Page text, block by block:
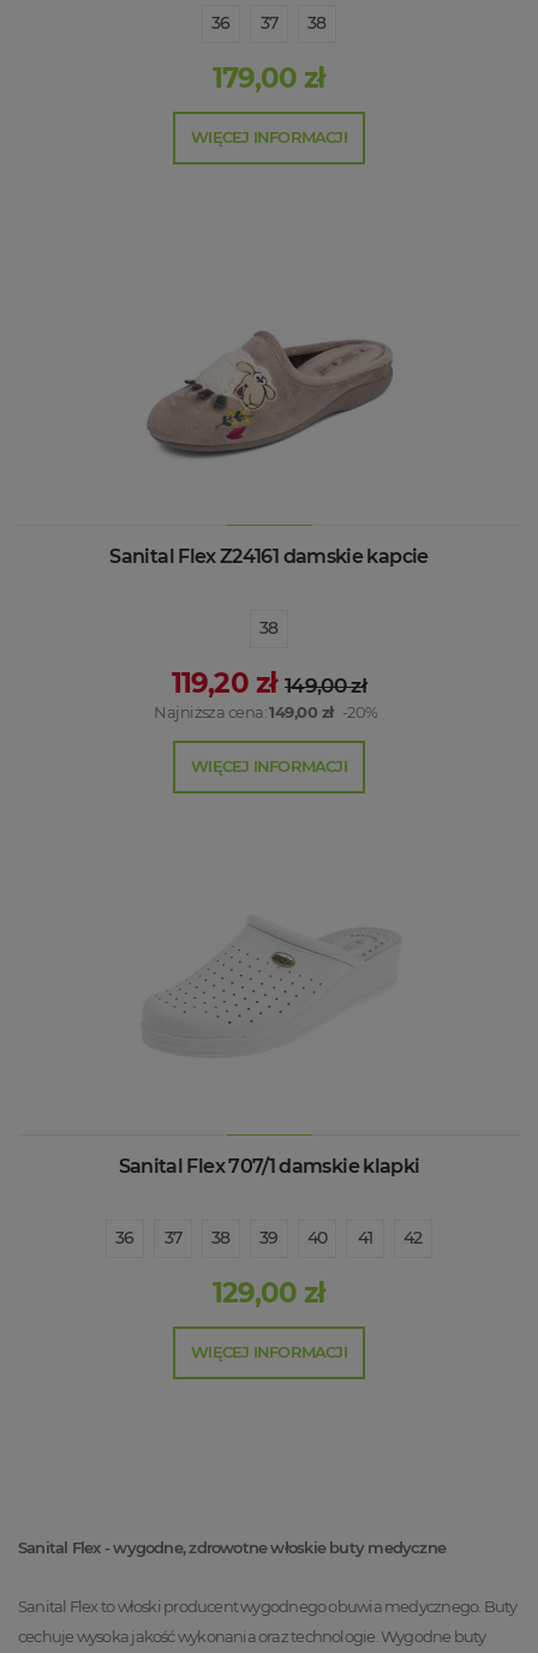
36 37 38
179,00 zł
WIĘCEJ INFORMACJI
Sanital Flex Z24161 damskie kapcie
38
119,20 zł 149,00 zł
Najniższa cena:149,00 zł -20%
WIĘCEJ INFORMACJI
Sanital Flex 707/1 damskie klapki
36 37 38 39 40 41 42
129,00 zł
WIĘCEJ INFORMACJI
Sanital Flex - wygodne, zdrowotne włoskie buty medyczne
Sanital Flex to włoski producent wygodnego obuwia medycznego. Buty
cechuje wysoka jakość wykonania oraz technologie.Wygodne buty